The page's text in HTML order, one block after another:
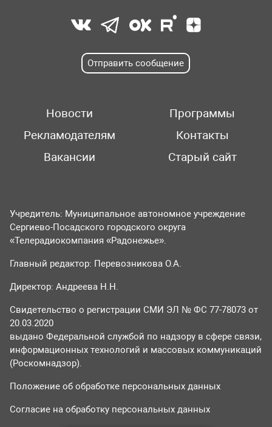
Отправить сообщение
Новости
Программы
Рекламодателям
Контакты
Вакансии
Старый сайт
Учредитель: Муниципальное автономное учреждение
Сергиево-Посадского городского округа
«Телерадиокомпания «Радонежье».
Главный редактор: Перевозникова О.А.
Директор: Андреева Н.Н.
Свидетельство о регистрации СМИ ЭЛ № ФС 77-78073 от
20.03.2020
выдано Федеральной службой по надзору в сфере связи,
информационных технологий и массовых коммуникаций
(Роскомнадзор).
Положение об обработке персональных данных
Согласие на обработку персональных данных